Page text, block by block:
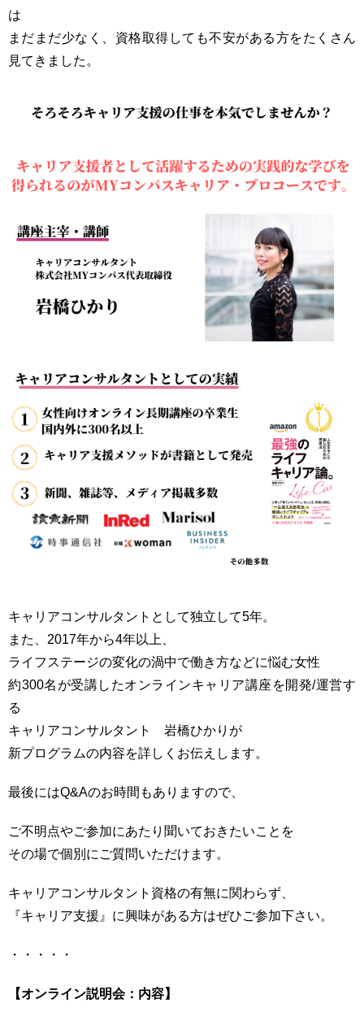
は
まだまだ少なく、資格取得しても不安がある方をたくさん
見てきました。
キャリアコンサルタントとして独立して5年。
また、2017年から4年以上、
ライフステージの変化の渦中で働き方などに悩む女性
約300名が受講したオンラインキャリア講座を開発/運営す
る
キャリアコンサルタント 岩橋ひかりが
新プログラムの内容を詳しくお伝えします。
最後にはQ&Aのお時間もありますので、
ご不明点やご参加にあたり聞いておきたいことを
その場で個別にご質問いただけます。
キャリアコンサルタント資格の有無に関わらず、
『キャリア支援』に興味がある方はぜひご参加下さい。
・・・・・
【オンライン説明会：内容】